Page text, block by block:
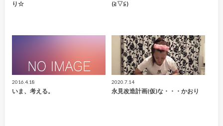
り☆ (≧▽≦)
2016.4.18
いま、考える。
2020.7.14
永見改造計画(仮)な・・・かおり